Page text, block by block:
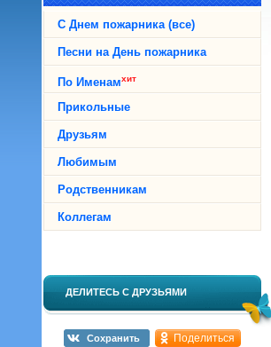
С Днем пожарника (все)
Песни на День пожарника
По Именамхит
Прикольные
Друзьям
Любимым
Родственникам
Коллегам
ДЕЛИТЕСЬ С ДРУЗЬЯМИ
Сохранить Поделиться